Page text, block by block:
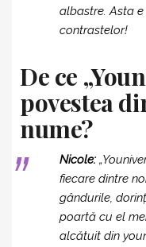
albastre. Asta
contrastelor!
De ce
povestea
nume?
Nicole:
fiecare dintre
gândurile,
poartă cu el
alcătuit din